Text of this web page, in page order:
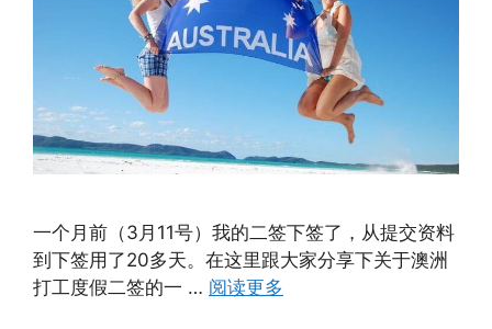
一个月前（3月11号）我的二签下签了，从提交资料
到下签用了20多天。在这里跟大家分享下关于澳洲
打工度假二签的一 … 阅读更多